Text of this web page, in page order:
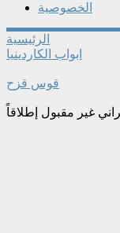
الخصوصية
الرئيسية
ابواب الكاردينيا
قوس قزح
غير مقبول إطلاقاً